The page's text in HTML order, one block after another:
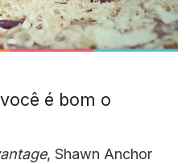
é bom o
, Shawn Anchor